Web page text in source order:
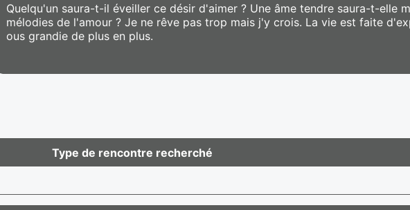
Quelqu'un saura-t-il éveiller ce désir d'aimer ? Une âme tendre saura-t-elle
mélodies de l'amour ? Je ne rêve pas trop mais j'y crois. La vie est faite
ous grandie de plus en plus.
Type de rencontre recherché